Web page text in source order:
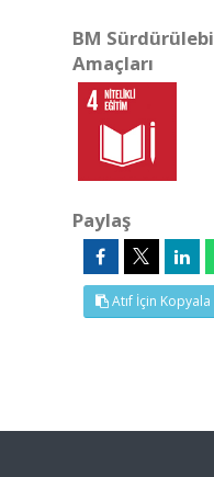
BM
Amaçları
Paylaş
Atıf İçin Kopyala